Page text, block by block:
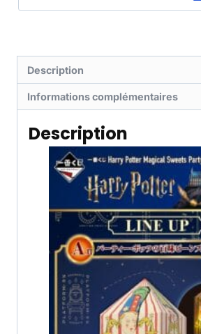
Description
Informations complémentaires
Description